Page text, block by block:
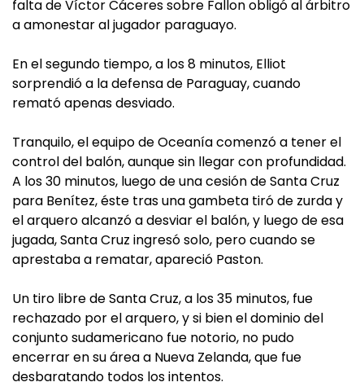
falta de Víctor Cáceres sobre Fallon obligó al árbitro
a amonestar al jugador paraguayo.
En el segundo tiempo, a los 8 minutos, Elliot
sorprendió a la defensa de Paraguay, cuando
remató apenas desviado.
Tranquilo, el equipo de Oceanía comenzó a tener el
control del balón, aunque sin llegar con profundidad.
A los 30 minutos, luego de una cesión de Santa Cruz
para Benítez, éste tras una gambeta tiró de zurda y
el arquero alcanzó a desviar el balón, y luego de esa
jugada, Santa Cruz ingresó solo, pero cuando se
aprestaba a rematar, apareció Paston.
Un tiro libre de Santa Cruz, a los 35 minutos, fue
rechazado por el arquero, y si bien el dominio del
conjunto sudamericano fue notorio, no pudo
encerrar en su área a Nueva Zelanda, que fue
desbaratando todos los intentos.